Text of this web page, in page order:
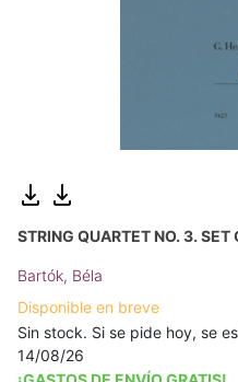
STRING QUARTET NO. 3. SET
Bartók, Béla
Disponible en breve
Sin stock. Si se pide hoy, se
14/08/26